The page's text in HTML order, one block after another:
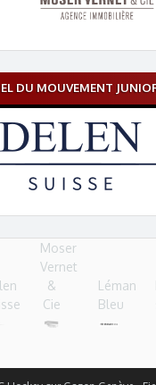
DU MOUVEMENT
Moser
Vernet
&
Cie
Léman
Bleu